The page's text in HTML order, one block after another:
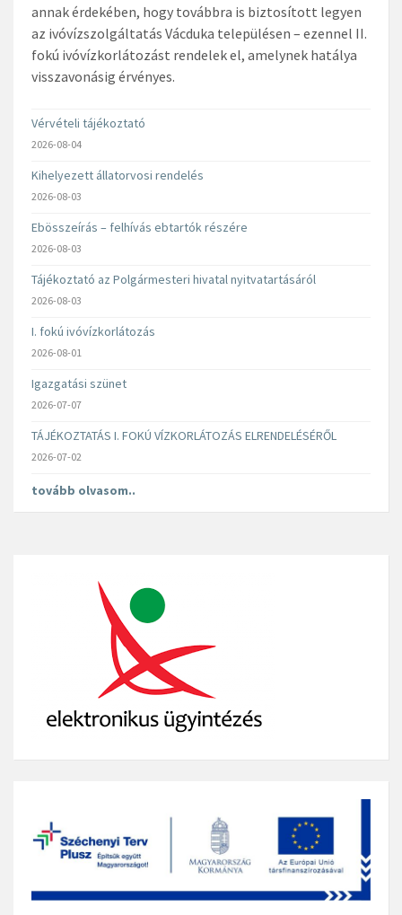
annak érdekében, hogy továbbra is biztosított legyen
az ivóvízszolgáltatás Vácduka településen – ezennel II.
fokú ivóvízkorlátozást rendelek el, amelynek hatálya
visszavonásig érvényes.
Vérvételi tájékoztató
2026-08-04
Kihelyezett állatorvosi rendelés
2026-08-03
Ebösszeírás – felhívás ebtartók részére
2026-08-03
Tájékoztató az Polgármesteri hivatal nyitvatartásáról
2026-08-03
I. fokú ivóvízkorlátozás
2026-08-01
Igazgatási szünet
2026-07-07
TÁJÉKOZTATÁS I. FOKÚ VÍZKORLÁTOZÁS ELRENDELÉSÉRŐL
2026-07-02
tovább olvasom..